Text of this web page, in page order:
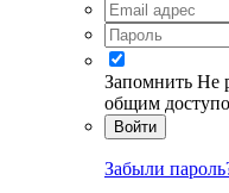
Запомнить Не
общим
Войти
Забыли